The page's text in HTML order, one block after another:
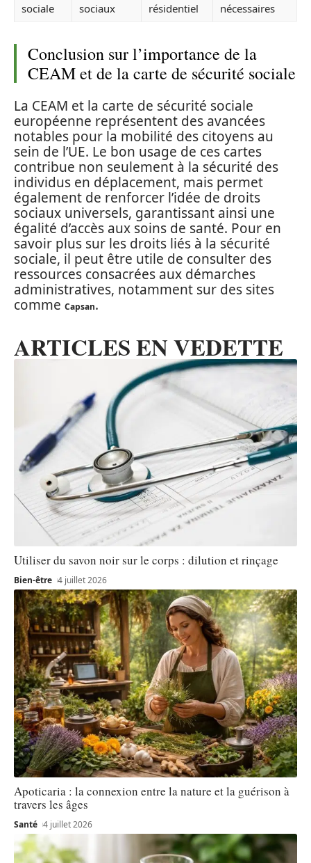
sociale
sociaux
résidentiel
nécessaires
Conclusion sur l’importance de la
CEAM et de la carte de sécurité sociale
La CEAM et la carte de sécurité sociale
européenne représentent des avancées
notables pour la mobilité des citoyens au
sein de l’UE. Le bon usage de ces cartes
contribue non seulement à la sécurité des
individus en déplacement, mais permet
également de renforcer l’idée de droits
sociaux universels, garantissant ainsi une
égalité d’accès aux soins de santé. Pour en
savoir plus sur les droits liés à la sécurité
sociale, il peut être utile de consulter des
ressources consacrées aux démarches
administratives, notamment sur des sites
comme Capsan.
ARTICLES EN VEDETTE
Utiliser du savon noir sur le corps : dilution et rinçage
Bien-être 4 juillet 2026
Apoticaria : la connexion entre la nature et la guérison à
travers les âges
Santé 4 juillet 2026